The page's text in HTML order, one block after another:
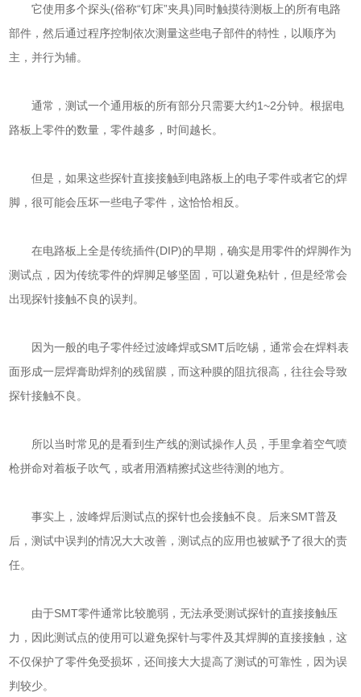
它使用多个探头(俗称“钉床”夹具)同时触摸待测板上的所有电路
部件，然后通过程序控制依次测量这些电子部件的特性，以顺序为
主，并行为辅。
通常，测试一个通用板的所有部分只需要大约1~2分钟。根据电
路板上零件的数量，零件越多，时间越长。
但是，如果这些探针直接接触到电路板上的电子零件或者它的焊
脚，很可能会压坏一些电子零件，这恰恰相反。
在电路板上全是传统插件(DIP)的早期，确实是用零件的焊脚作为
测试点，因为传统零件的焊脚足够坚固，可以避免粘针，但是经常会
出现探针接触不良的误判。
因为一般的电子零件经过波峰焊或SMT后吃锡，通常会在焊料表
面形成一层焊膏助焊剂的残留膜，而这种膜的阻抗很高，往往会导致
探针接触不良。
所以当时常见的是看到生产线的测试操作人员，手里拿着空气喷
枪拼命对着板子吹气，或者用酒精擦拭这些待测的地方。
事实上，波峰焊后测试点的探针也会接触不良。后来SMT普及
后，测试中误判的情况大大改善，测试点的应用也被赋予了很大的责
任。
由于SMT零件通常比较脆弱，无法承受测试探针的直接接触压
力，因此测试点的使用可以避免探针与零件及其焊脚的直接接触，这
不仅保护了零件免受损坏，还间接大大提高了测试的可靠性，因为误
判较少。